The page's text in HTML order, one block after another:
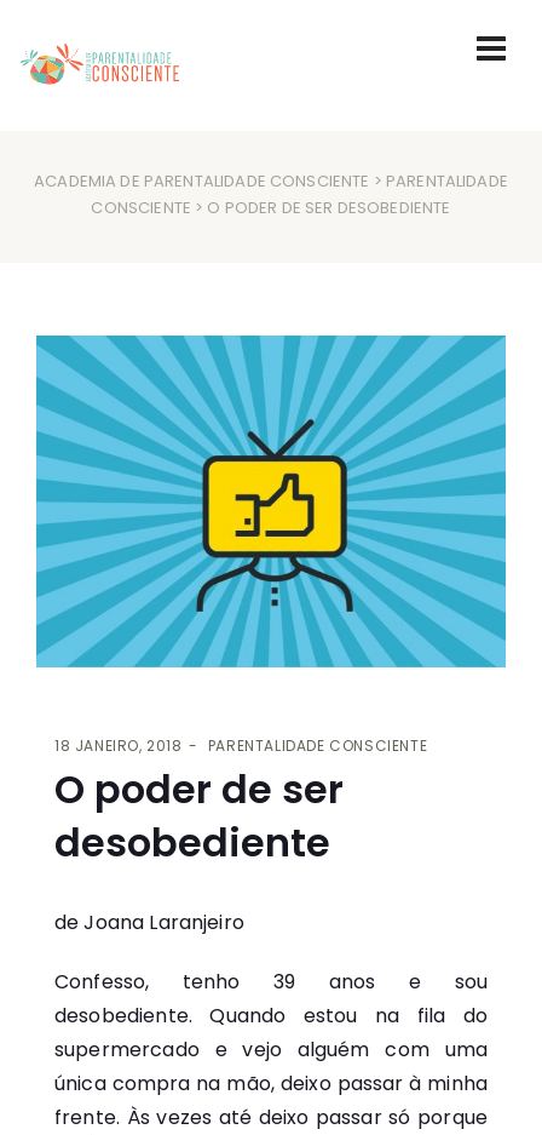
ACADEMIA DE PARENTALIDADE CONSCIENTE > PARENTALIDADE
CONSCIENTE > O PODER DE SER DESOBEDIENTE
18 JANEIRO, 2018 PARENTALIDADE CONSCIENTE
O poder de ser
desobediente
de Joana Laranjeiro
Confesso, tenho 39 anos e sou
desobediente. Quando estou na fila do
supermercado e vejo alguém com uma
única compra na mão, deixo passar à minha
frente. Às vezes até deixo passar só porque